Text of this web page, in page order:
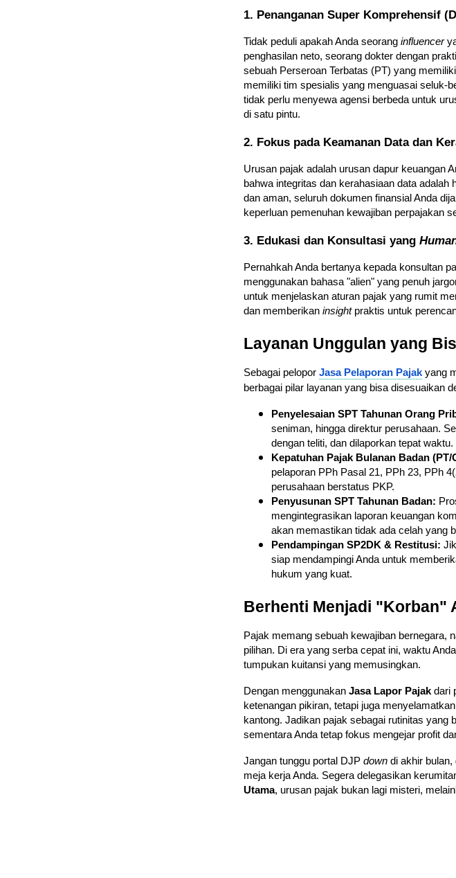
1. Penanganan Super Komprehensif
Tidak peduli apakah Anda seorang influencer
penghasilan neto, seorang dokter dengan
sebuah Perseroan Terbatas (PT) yang
memiliki tim spesialis yang menguasai seluk-
tidak perlu menyewa agensi berbeda untuk
di satu pintu.
2. Fokus pada Keamanan Data dan
Urusan pajak adalah urusan dapur keuangan
bahwa integritas dan kerahasiaan data
dan aman, seluruh dokumen finansial Anda
keperluan pemenuhan kewajiban perpajakan
3. Edukasi dan Konsultasi yang
Pernahkah Anda bertanya kepada konsultan
menggunakan bahasa "alien" yang penuh
untuk menjelaskan aturan pajak yang rumit
dan memberikan insightpraktis untuk
Layanan Unggulan yang
Sebagai pelopor Jasa Pelaporan Pajak yang
berbagai pilar layanan yang bisa disesuaikan
Penyelesaian SPT Tahunan Orang
seniman, hingga direktur perusahaan.
dengan teliti, dan dilaporkan tepat waktu.
Kepatuhan Pajak Bulanan Badan (PT/
pelaporan PPh Pasal 21, PPh 23, PPh
perusahaan berstatus PKP.
Penyusunan SPT Tahunan Badan:
mengintegrasikan laporan keuangan
akan memastikan tidak ada celah yang
Pendampingan SP2DK & Restitusi:
siap mendampingi Anda untuk
hukum yang kuat.
Berhenti Menjadi "Korban"
Pajak memang sebuah kewajiban bernegara,
pilihan. Di era yang serba cepat ini, waktu
tumpukan kuitansi yang memusingkan.
Dengan menggunakan Jasa Lapor Pajak dari
ketenangan pikiran, tetapi juga
kantong. Jadikan pajak sebagai rutinitas yang
sementara Anda tetap fokus mengejar profit
Jangan tunggu portal DJP down di akhir bulan,
meja kerja Anda. Segera delegasikan
Utama, urusan pajak bukan lagi misteri,